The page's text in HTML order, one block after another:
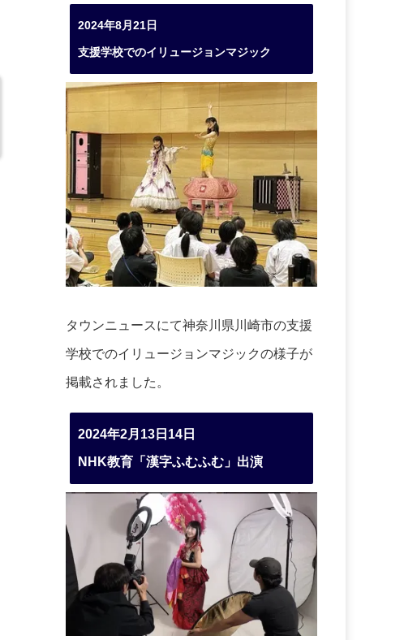
2024年8月21日
支援学校でのイリュージョンマジック
タウンニュースにて神奈川県川崎市の支援
学校でのイリュージョンマジックの様子が
掲載されました。
2024年2月13日14日
NHK教育「漢字ふむふむ」出演